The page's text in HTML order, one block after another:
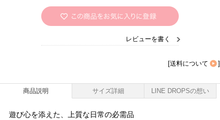
レビューを書く
[送料について ]
商品説明 サイズ詳細 LINE DROPSの想い
遊び心を添えた、上質な日常の必需品